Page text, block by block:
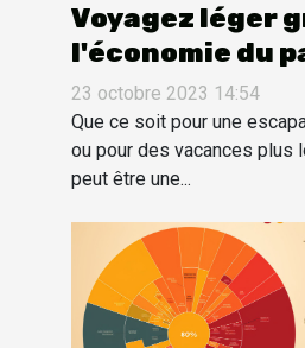
Voyagez léger
l'économie du
23 octobre 2023 14:54
Que ce soit pour une
ou pour des vacances plus
peut être une...